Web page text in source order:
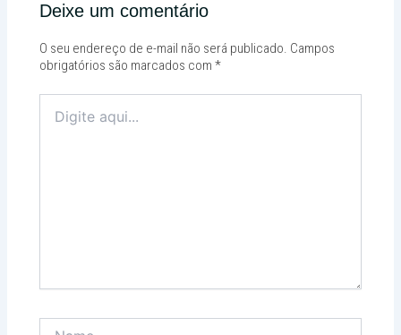
Deixe um comentário
O seu endereço de e-mail não será publicado. Campos
obrigatórios são marcados com*
aqui...